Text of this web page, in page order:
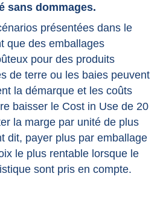
sans dommages.
présentées dans le
que des emballages
pour des produits
de terre ou les baies peuvent
la démarque et les coûts
baisser le Cost in Use de 20
la marge par unité de plus
dit, payer plus par emballage
le plus rentable lorsque le
sont pris en compte.